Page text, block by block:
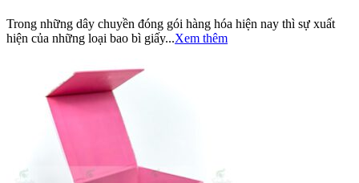
Trong những dây chuyền đóng gói hàng hóa hiện nay thì sự xuất
hiện của những loại bao bì giấy...Xem thêm